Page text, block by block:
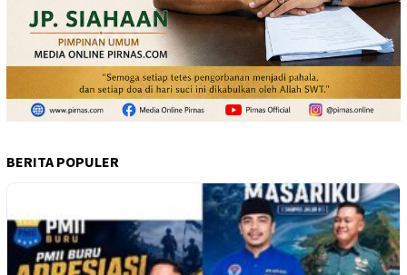
BERITA POPULER